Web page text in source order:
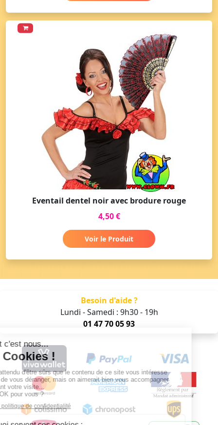
Eventail dentel noir avec brodure rouge
4,50 €
Voir le Produit
Besoin d'aide ?
Lundi - Samedi : 9h30 - 19h
01 47 70 05 93